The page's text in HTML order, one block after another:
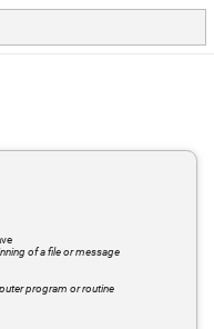
of a file or message
program or routine